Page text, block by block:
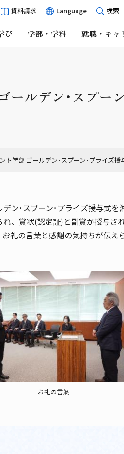
資料請求 Language 検索
び 学部・学科 就職・キャ
ールデン･スプー
ト学部 ゴールデン･スプーン･プライズ授
ン･スプーン･プライズ授与式を
、賞状(認定証)と副賞が授与され
礼の言葉と感謝の気持ちが伝え
お礼の言葉